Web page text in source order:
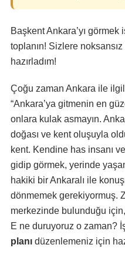
Başkent Ankara’yı görmek isteyenler ve merak edenler
toplanın! Sizlere noksansız
hazırladım!
Çoğu zaman Ankara ile
“Ankara’ya gitmenin en
onlara kulak asmayın.
doğası ve kent oluşuyla
kent. Kendine has insanı
gidip görmek, yerinde
hakiki bir Ankaralı ile
dönmemek gerekiyormuş.
merkezinde bulunduğu
E ne duruyoruz o zaman?
planı düzenlemeniz için